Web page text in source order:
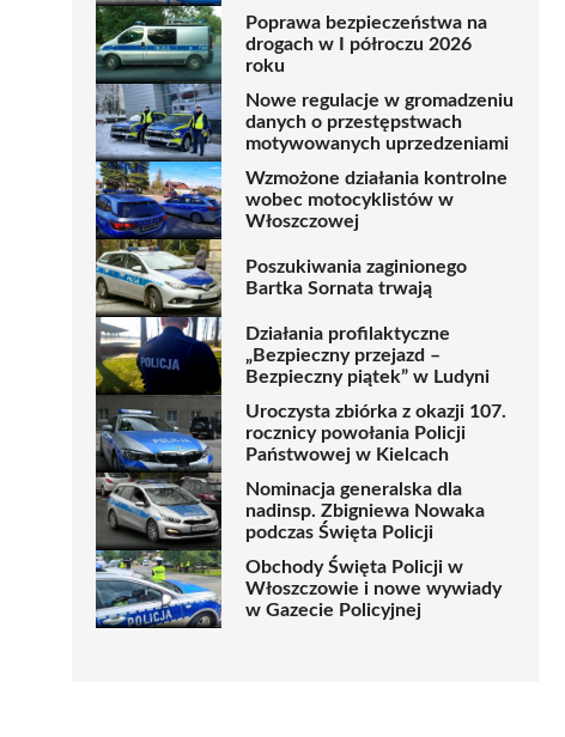
Poprawa bezpieczeństwa na
drogach w I półroczu 2026
roku
Nowe regulacje w gromadzeniu
danych o przestępstwach
motywowanych uprzedzeniami
Wzmożone działania kontrolne
wobec motocyklistów w
Włoszczowej
Poszukiwania zaginionego
Bartka Sornata trwają
Działania profilaktyczne
„Bezpieczny przejazd –
Bezpieczny piątek” w Ludyni
Uroczysta zbiórka z okazji 107.
rocznicy powołania Policji
Państwowej w Kielcach
Nominacja generalska dla
nadinsp. Zbigniewa Nowaka
podczas Święta Policji
Obchody Święta Policji w
Włoszczowie i nowe wywiady
w Gazecie Policyjnej